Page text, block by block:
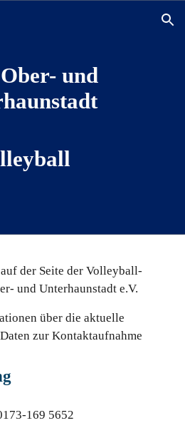
Skip to navigation
und
der Seite der Volleyball-
und Unterhaunstadt e.V.
über die aktuelle
zur Kontaktaufnahme
173-169 5652